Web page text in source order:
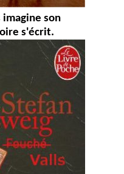
imagine son
s'écrit.